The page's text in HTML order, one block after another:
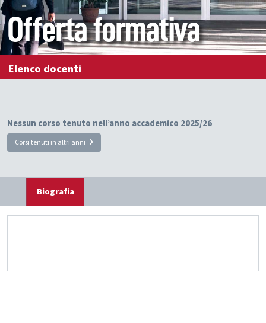
Offerta formativa
Elenco docenti
Nessun corso tenuto nell’anno accademico 2025/26
Corsi tenuti in altri anni
Biografia